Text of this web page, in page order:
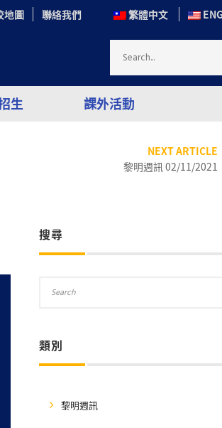
繁體中文
地圖 聯絡我們
生 課外活動
NEXT ARTICLE
黎明週訊 02/11/2021
搜尋
類別
黎明週訊